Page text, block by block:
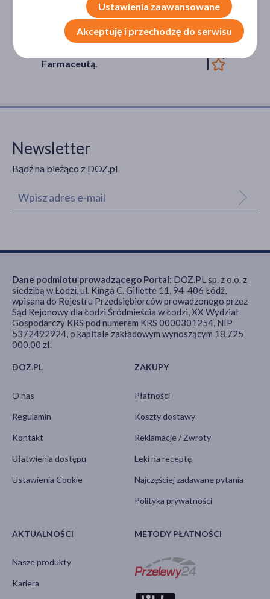
Wsparcie w leczeniu
Farmaceutą.
Newsletter
Bądź na bieżąco z DOZ.pl
DOZ.PL
O nas
Regulamin
Kontakt
Ułatwienia dostępu
Ustawienia Cookie
ZAKUPY
Płatności
Koszty dostawy
Reklamacje / Zwroty
Leki na receptę
Najczęściej zadawane pytania
Polityka prywatności
AKTUALNOŚCI
Nasze produkty
Kariera
METODY PŁATNOŚCI
Dane podmiotu prowadzącego Portal: DOZ.PL sp. z o.o. z
siedzibą w Łodzi, ul. Kinga C. Gillette 11, 94-406 Łódź,
wpisana do Rejestru Przedsiębiorców prowadzonego przez
Sąd Rejonowy dla Łodzi Śródmieścia w Łodzi, XX Wydział
Gospodarczy KRS pod numerem KRS 0000301254, NIP
5372492924, o kapitale zakładowym wynoszącym 18 725
000,00 zł.
Ustawienia zaawansowane
Akceptuję i przechodzę do serwisu